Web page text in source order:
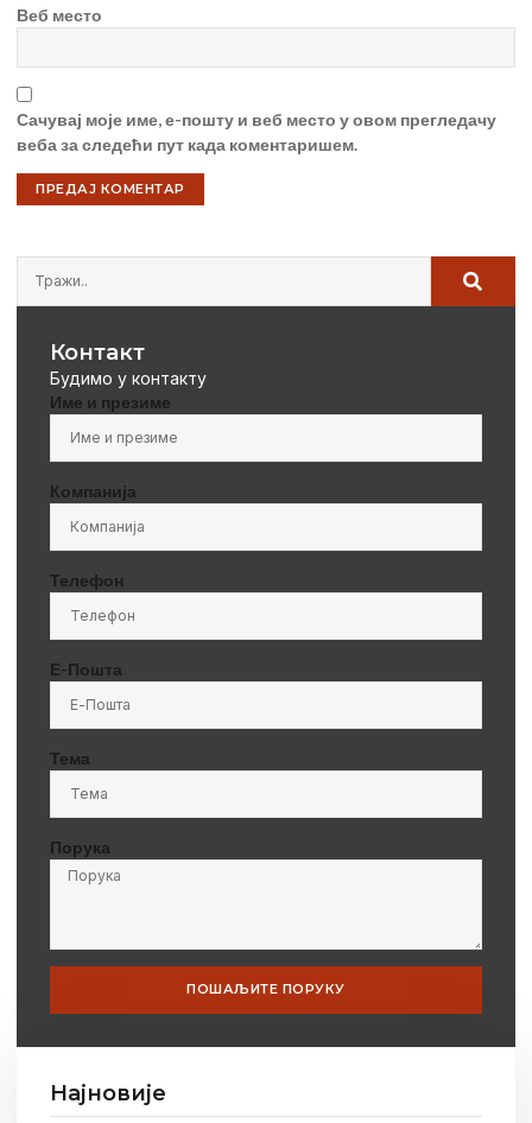
Веб место
Сачувај моје име, е-пошту и веб место у овом прегледачу
веба за следећи пут када коментаришем.
Контакт
Будимо у контакту
Име и презиме
Компанија
Телефон
Е-Пошта
Тема
Порука
ПОШАЉИТЕ ПОРУКУ
Најновије